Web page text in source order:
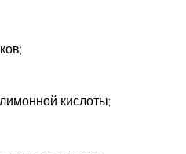
кислоты;